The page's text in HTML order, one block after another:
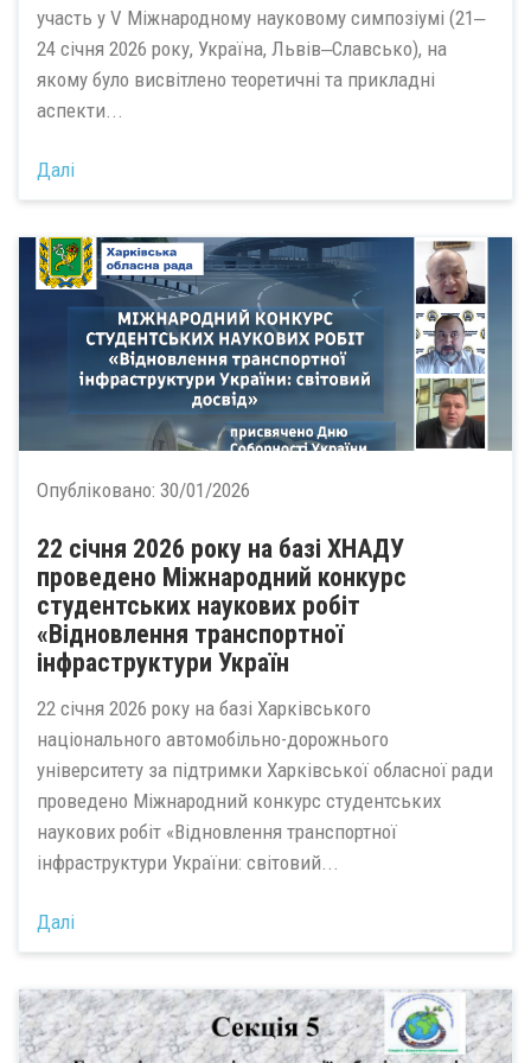
участь у V Міжнародному науковому симпозіумі (21‒
24 січня 2026 року, Україна, Львів‒Славсько), на
якому було висвітлено теоретичні та прикладні
аспекти...
Далі
Опубліковано: 30/01/2026
22 січня 2026 року на базі ХНАДУ
проведено Міжнародний конкурс
студентських наукових робіт
«Відновлення транспортної
інфраструктури Україн
22 січня 2026 року на базі Харківського
національного автомобільно-дорожнього
університету за підтримки Харківської обласної ради
проведено Міжнародний конкурс студентських
наукових робіт «Відновлення транспортної
інфраструктури України: світовий...
Далі